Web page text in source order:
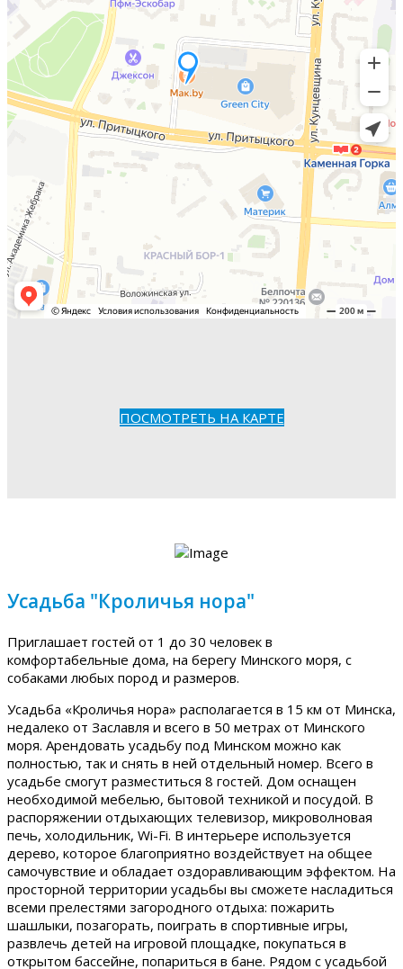
ПОСМОТРЕТЬ НА КАРТЕ
Усадьба "Кроличья нора"
Приглашает гостей от 1 до 30 человек в
комфортабельные дома, на берегу Минского моря, с
собаками любых пород и размеров.
Усадьба «Кроличья нора» располагается в 15 км от Минска,
недалеко от Заславля и всего в 50 метрах от Минского
моря. Арендовать усадьбу под Минском можно как
полностью, так и снять в ней отдельный номер. Всего в
усадьбе смогут разместиться 8 гостей. Дом оснащен
необходимой мебелью, бытовой техникой и посудой. В
распоряжении отдыхающих телевизор, микроволновая
печь, холодильник, Wi-Fi. В интерьере используется
дерево, которое благоприятно воздействует на общее
самочувствие и обладает оздоравливающим эффектом. На
просторной территории усадьбы вы сможете насладиться
всеми прелестями загородного отдыха: пожарить
шашлыки, позагорать, поиграть в спортивные игры,
развлечь детей на игровой площадке, покупаться в
открытом бассейне, попариться в бане. Рядом с усадьбой